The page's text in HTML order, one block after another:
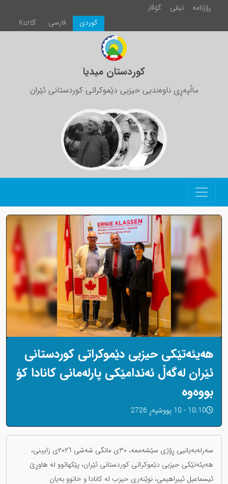
رۆژنامە تیڤی
گۆڤار
Kurdî
فارسی كوردی
کوردستان میدیا
ماڵپەڕی ناوەندیی حیزبی دێموکراتی کوردستانی ئێران
هەیئەتێکی حیزبی دێموکراتی کوردستانی
ئێران لەگەڵ ئەندامێکی پارلەمانی کانادا کۆ
بووەوە
10:10 - 10 پووشپەڕ 2726
سەرلەبەیانیی ڕۆژی سێشەممە، ٣٠ی مانگی شەشی ٢٠٢٦ی زایینی،
هەیئەتێکی حیزبی دێموکراتی کوردستانی ئێران، پێکهاتوو لە هاوڕێ
ئیسماعیل ئیبراهیمی، نوێنەری حیزب لە کانادا و خاتوو بەیان